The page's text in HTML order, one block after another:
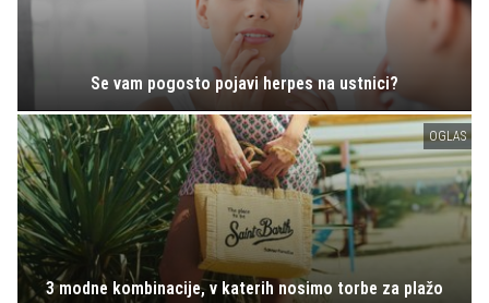
Se vam pogosto pojavi herpes na ustnici?
OGLAS
3 modne kombinacije, v katerih nosimo torbe za plažo